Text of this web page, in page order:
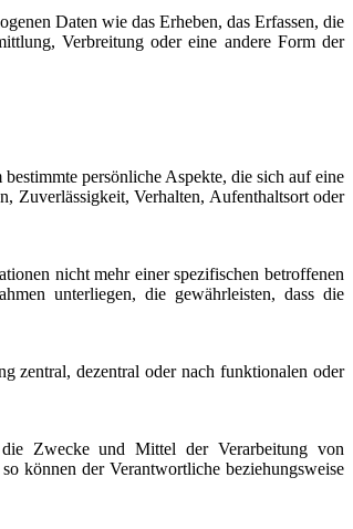
Daten wie das Erheben, das Erfassen, die
Verbreitung oder eine andere Form der
persönliche Aspekte, die sich auf eine
Zuverlässigkeit, Verhalten, Aufenthaltsort oder
nicht mehr einer spezifischen betroffenen
unterliegen, die gewährleisten, dass die
zentral, dezentral oder nach funktionalen oder
Zwecke und Mittel der Verarbeitung von
können der Verantwortliche beziehungsweise